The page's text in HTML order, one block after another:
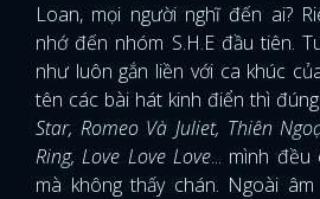
Loan, mọi người nghĩ đến ai?
nhớ đến nhóm S.H.E đầu tiên.
như luôn gắn liền với ca khúc
tên các bài hát kinh điển thì
Star, Romeo Và Juliet, Thiên
Ring, Love Love Love... mình đều
mà không thấy chán. Ngoài